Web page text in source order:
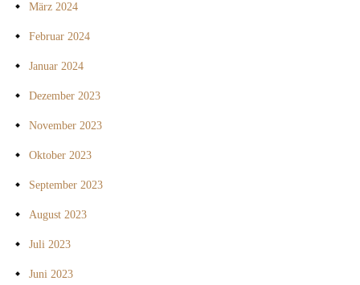
März 2024
Februar 2024
Januar 2024
Dezember 2023
November 2023
Oktober 2023
September 2023
August 2023
Juli 2023
Juni 2023